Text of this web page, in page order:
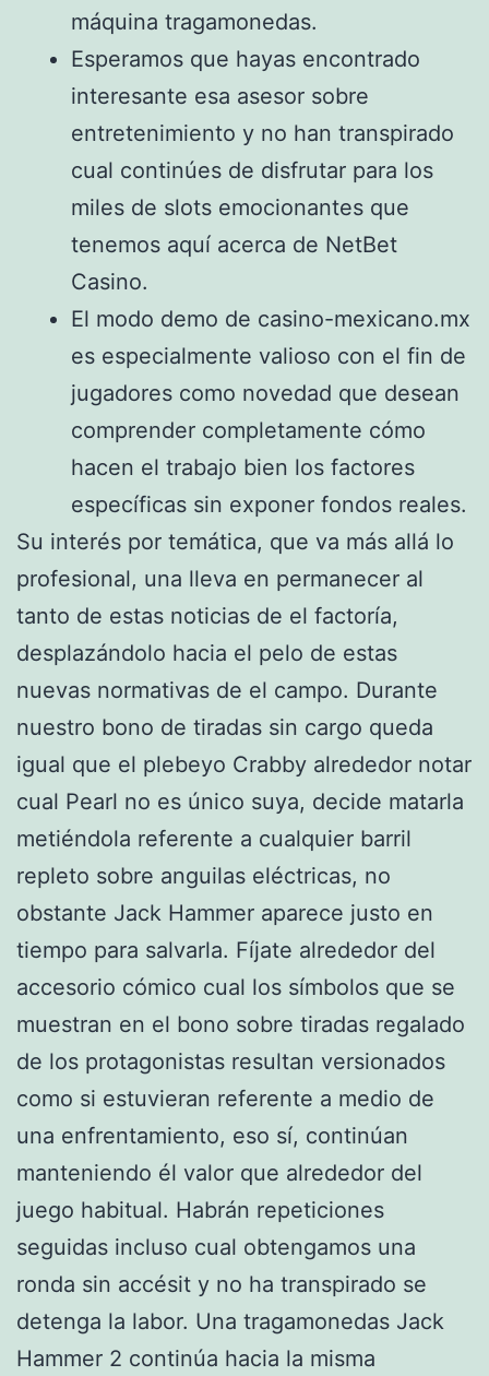
máquina tragamonedas.
Esperamos que hayas encontrado
interesante esa asesor sobre
entretenimiento y no han transpirado
cual continúes de disfrutar para los
miles de slots emocionantes que
tenemos aquí acerca de NetBet
Casino.
El modo demo de casino-mexicano.mx
es especialmente valioso con el fin de
jugadores como novedad que desean
comprender completamente cómo
hacen el trabajo bien los factores
específicas sin exponer fondos reales.
Su interés por temática, que va más allá lo
profesional, una lleva en permanecer al
tanto de estas noticias de el factoría,
desplazándolo hacia el pelo de estas
nuevas normativas de el campo. Durante
nuestro bono de tiradas sin cargo queda
igual que el plebeyo Crabby alrededor notar
cual Pearl no es único suya, decide matarla
metiéndola referente a cualquier barril
repleto sobre anguilas eléctricas, no
obstante Jack Hammer aparece justo en
tiempo para salvarla. Fíjate alrededor del
accesorio cómico cual los símbolos que se
muestran en el bono sobre tiradas regalado
de los protagonistas resultan versionados
como si estuvieran referente a medio de
una enfrentamiento, eso sí, continúan
manteniendo él valor que alrededor del
juego habitual. Habrán repeticiones
seguidas incluso cual obtengamos una
ronda sin accésit y no ha transpirado se
detenga la labor. Una tragamonedas Jack
Hammer 2 continúa hacia la misma